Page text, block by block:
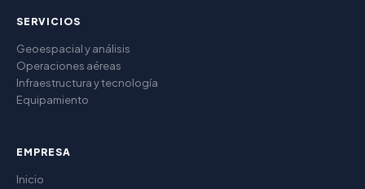
SERVICIOS
Geoespacial y análisis
Operaciones aéreas
Infraestructura y tecnología
Equipamiento
EMPRESA
Inicio